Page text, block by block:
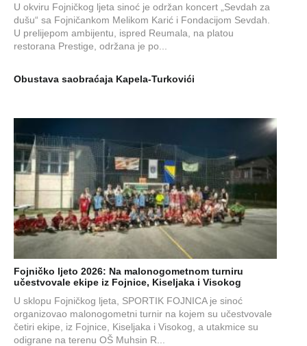
U okviru Fojničkog ljeta sinoć je održan koncert „Sevdah za
dušu“ sa Fojničankom Melikom Karić i Fondacijom Sevdah.
U prelijepom ambijentu, ispred Reumala, na platou
restorana Prestige, održana je po...
Obustava saobraćaja Kapela-Turkovići
Fojničko ljeto 2026: Na malonogometnom turniru
učestvovale ekipe iz Fojnice, Kiseljaka i Visokog
U sklopu Fojničkog ljeta, SPORTIK FOJNICA je sinoć
organizovao malonogometni turnir na kojem su učestvovale
četiri ekipe, iz Fojnice, Kiseljaka i Visokog, a utakmice su
odigrane na terenu OŠ Muhsin R...